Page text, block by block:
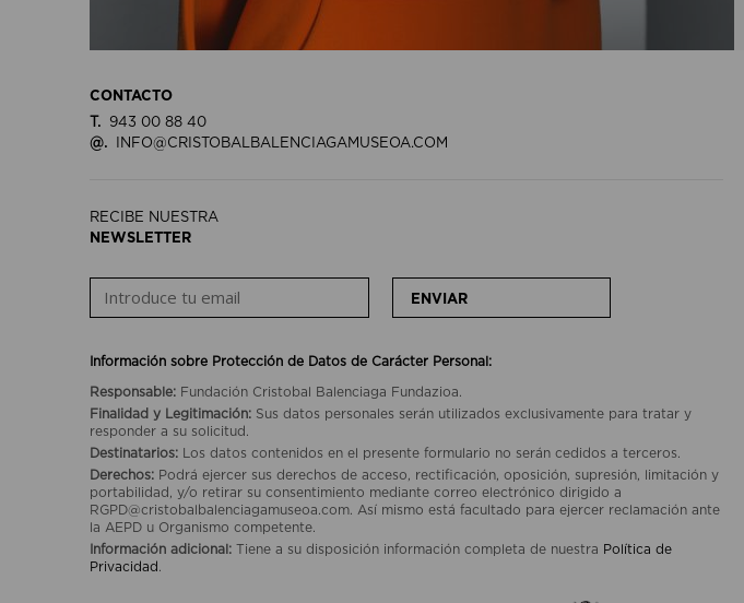
CONTACTO
T.
943 00 88 40
@.
INFO@CRISTOBALBALENCIAGAMUSEOA.COM
RECIBE NUESTRA
NEWSLETTER
ENVIAR
Información sobre Protección de Datos de Carácter Personal:
Responsable: Fundación Cristobal Balenciaga Fundazioa.
Finalidad y Legitimación: Sus datos personales serán utilizados exclusivamente para tratar y
responder a su solicitud.
Destinatarios:
Los datos contenidos en el presente formulario no serán cedidos a terceros.
Derechos: Podrá ejercer sus derechos de acceso, rectificación, oposición, supresión, limitación y
portabilidad, y/o retirar su consentimiento mediante correo electrónico dirigido a
RGPD@cristobalbalenciagamuseoa.com. Así mismo está facultado para ejercer reclamación ante
la AEPD u Organismo competente.
Información adicional: Tiene a su disposición información completa de nuestra Política de
Privacidad .